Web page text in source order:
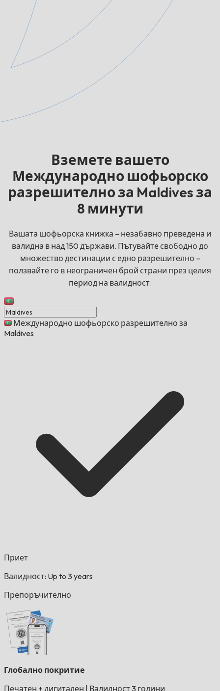
Вземете вашето
Международно шофьорско
разрешително за Maldives за
8 минути
Вашата шофьорска книжка – незабавно преведена и
валидна в над 150 държави. Пътувайте свободно до
множество дестинации с едно разрешително –
ползвайте го в неограничен брой страни през целия
период на валидност.
Международно шофьорско разрешително за
Maldives
Приет
Валидност: Up to 3 years
Препоръчително
Глобално покритие
Печатен + дигитален
Валидност 3 години